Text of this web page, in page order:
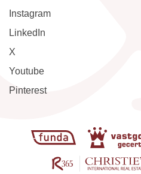
Instagram
LinkedIn
X
Youtube
Pinterest